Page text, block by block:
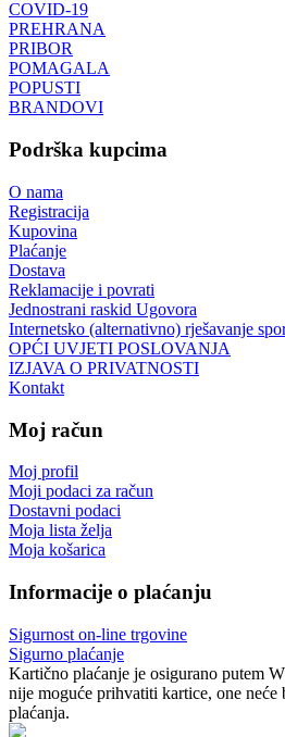
COVID-19
PREHRANA
PRIBOR
POMAGALA
POPUSTI
BRANDOVI
Podrška kupcima
O nama
Registracija
Kupovina
Plaćanje
Dostava
Reklamacije i povrati
Jednostrani raskid Ugovora
Internetsko (alternativno) rješavanje
OPĆI UVJETI POSLOVANJA
IZJAVA O PRIVATNOSTI
Kontakt
Moj račun
Moj profil
Moji podaci za račun
Dostavni podaci
Moja lista želja
Moja košarica
Informacije o plaćanju
Sigurnost on-line trgovine
Sigurno plaćanje
Kartično plaćanje je osigurano putem
nije moguće prihvatiti kartice, one neće
plaćanja.